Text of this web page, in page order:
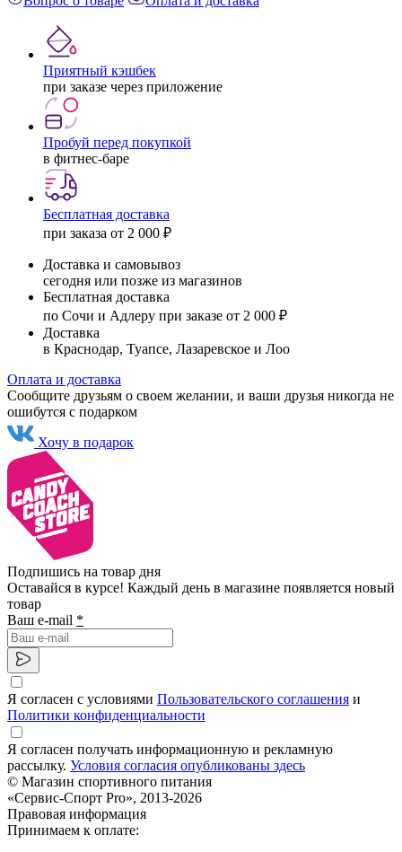
Приятный кэшбек
при заказе через приложение
Пробуй перед покупкой
в фитнес-баре
Бесплатная доставка
при заказа от 2 000 ₽
Доставка и самовывоз
сегодня или позже из магазинов
Бесплатная доставка
по Сочи и Адлеру при заказе от 2 000 ₽
Доставка
в Краснодар, Туапсе, Лазаревское и Лоо
Оплата и доставка
Сообщите друзьям о своем желании, и ваши друзья никогда не
ошибутся с подарком
Хочу в подарок
Подпишись на товар дня
Оставайся в курсе! Каждый день в магазине появляется новый
товар
Ваш e-mail *
Я согласен с условиями Пользовательского соглашения и
Политики конфиденциальности
Я согласен получать информационную и рекламную
рассылку. Условия согласия опубликованы здесь
© Магазин спортивного питания
«Сервис-Спорт Pro», 2013-2026
Правовая информация
Принимаем к оплате: